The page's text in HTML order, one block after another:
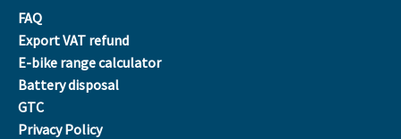
FAQ
Export VAT refund
E-bike range calculator
Battery disposal
GTC
Privacy Policy